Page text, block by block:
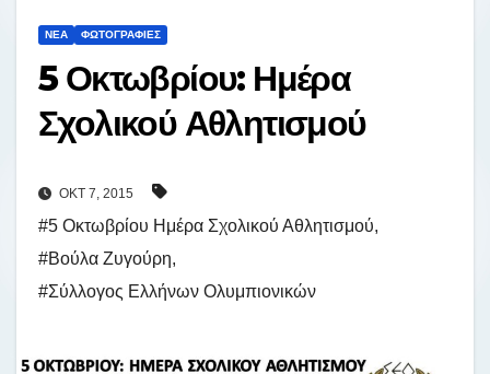
ΝΈΑ ΦΩΤΟΓΡΑΦΊΕΣ
5 Οκτωβρίου: Ημέρα
Σχολικού Αθλητισμού
ΟΚΤ 7, 2015
#5 Οκτωβρίου Ημέρα Σχολικού Αθλητισμού,
#Βούλα Ζυγούρη,
#Σύλλογος Ελλήνων Ολυμπιονικών